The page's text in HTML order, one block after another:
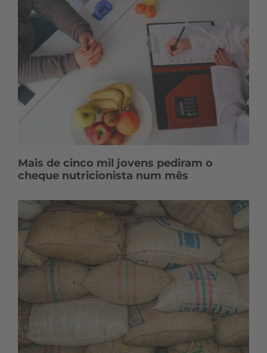
Mais de cinco mil jovens pediram o
cheque nutricionista num mês